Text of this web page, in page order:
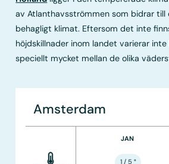
av Atlanthavsströmmen som bidrar
behagligt klimat. Eftersom det inte
höjdskillnader inom landet varierar
speciellt mycket mellan de olika
Amsterdam
JAN
1 / 5 °